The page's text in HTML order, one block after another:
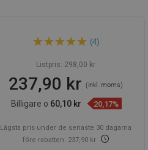
Mexen Tiber toalettborste,
krom - 7050550-00
(4)
Listpris: 298,00 kr
237,90 kr(inkl. moms)
Billigare o 60,10 kr 20,17%
Lägsta pris under de senaste 30 dagarna
före rabatten: 237,90 kr